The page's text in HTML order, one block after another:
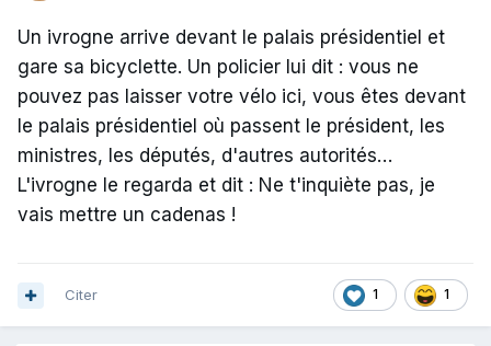
Un ivrogne arrive devant le palais présidentiel et
gare sa bicyclette. Un policier lui dit : vous ne
pouvez pas laisser votre vélo ici, vous êtes devant
le palais présidentiel où passent le président, les
ministres, les députés, d'autres autorités…
L'ivrogne le regarda et dit : Ne t'inquiète pas, je
vais mettre un cadenas !
1 1
Citer